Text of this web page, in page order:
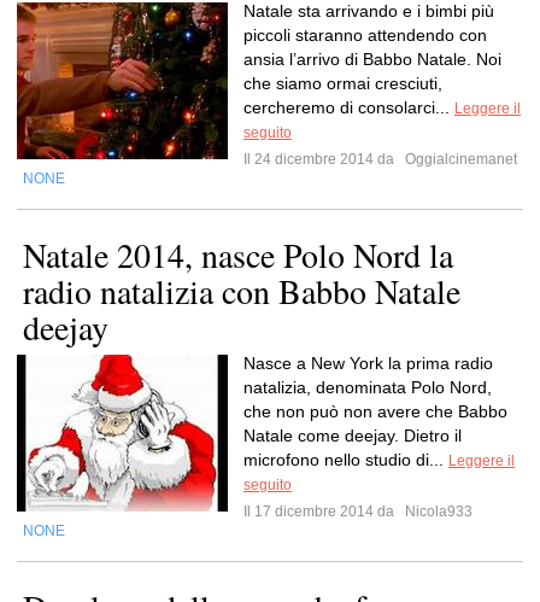
Natale sta arrivando e i bimbi più
piccoli staranno attendendo con
ansia l’arrivo di Babbo Natale. Noi
che siamo ormai cresciuti,
cercheremo di consolarci...
Leggere il
seguito
Il 24 dicembre 2014 da
Oggialcinemanet
NONE
Natale 2014, nasce Polo Nord la
radio natalizia con Babbo Natale
deejay
Nasce a New York la prima radio
natalizia, denominata Polo Nord,
che non può non avere che Babbo
Natale come deejay. Dietro il
microfono nello studio di...
Leggere il
seguito
Il 17 dicembre 2014 da
Nicola933
NONE